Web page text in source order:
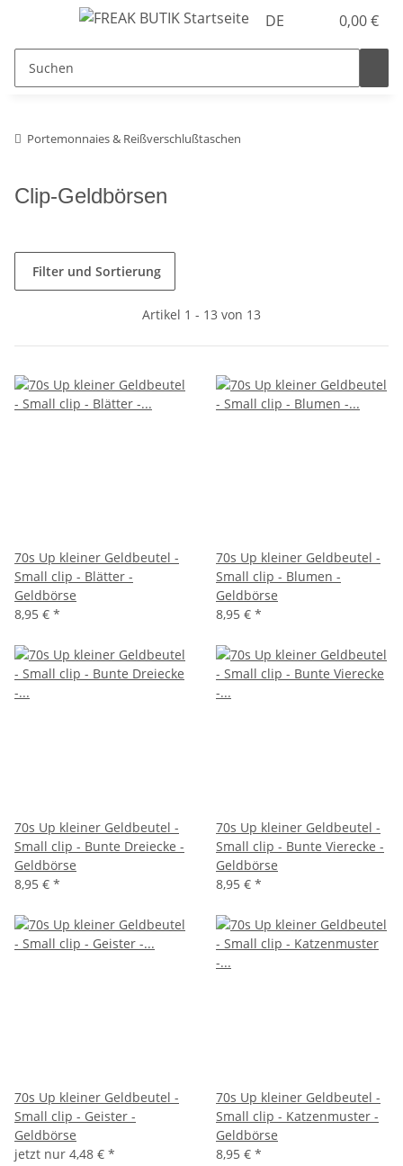
DE 0,00 €
Portemonnaies & Reißverschlußtaschen
Clip-Geldbörsen
Filter und Sortierung
Artikel 1 - 13 von 13
70s Up kleiner Geldbeutel -
Small clip - Blätter -
Geldbörse
8,95 € *
70s Up kleiner Geldbeutel -
Small clip - Blumen -
Geldbörse
8,95 € *
70s Up kleiner Geldbeutel -
Small clip - Bunte Dreiecke -
Geldbörse
8,95 € *
70s Up kleiner Geldbeutel -
Small clip - Bunte Vierecke -
Geldbörse
8,95 € *
70s Up kleiner Geldbeutel -
Small clip - Geister -
Geldbörse
jetzt nur 4,48 € *
70s Up kleiner Geldbeutel -
Small clip - Katzenmuster -
Geldbörse
8,95 € *